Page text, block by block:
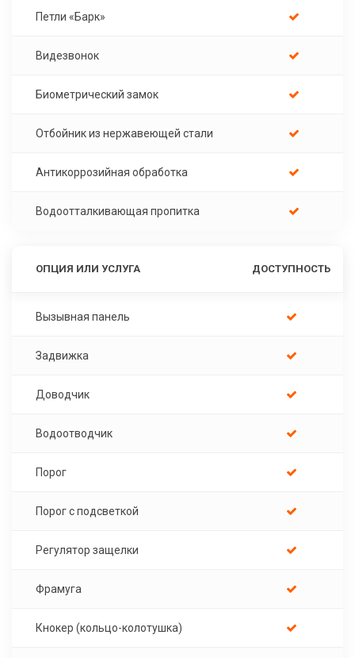
Петли «Барк»
Видезвонок
Биометрический замок
Отбойник из нержавеющей стали
Антикоррозийная обработка
Водоотталкивающая пропитка
ОПЦИЯ ИЛИ УСЛУГА ДОСТУПНОСТЬ
Вызывная панель
Задвижка
Доводчик
Водоотводчик
Порог
Порог с подсветкой
Регулятор защелки
Фрамуга
Кнокер (кольцо-колотушка)